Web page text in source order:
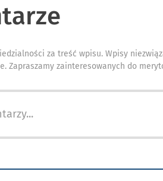
za treść wpisu. Wpisy
Zapraszamy zainteresowanych do